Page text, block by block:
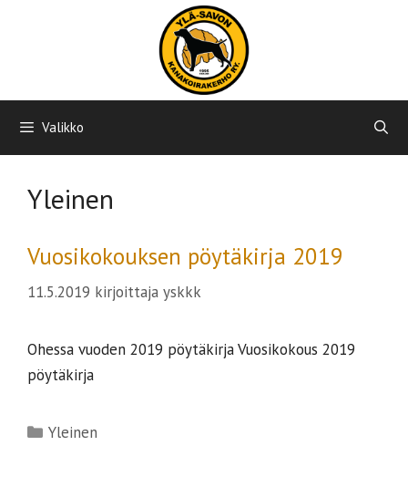
Valikko
Yleinen
Vuosikokouksen pöytäkirja 2019
11.5.2019 kirjoittaja yskkk
Ohessa vuoden 2019 pöytäkirja Vuosikokous 2019
pöytäkirja
Kategoriat
Yleinen